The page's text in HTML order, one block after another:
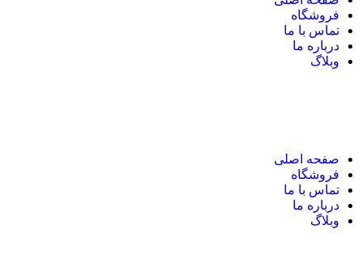
فروشگاه
تماس با ما
درباره ما
وبلاگ
صفحه اصلی
فروشگاه
تماس با ما
درباره ما
وبلاگ